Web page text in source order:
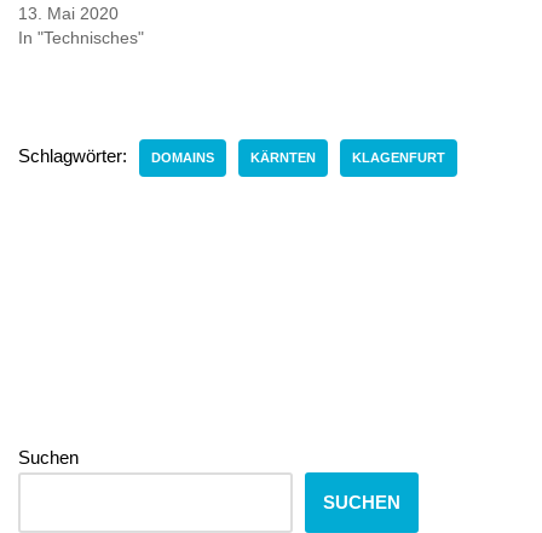
13. Mai 2020
In "Technisches"
Schlagwörter: DOMAINS KÄRNTEN KLAGENFURT
Suchen
SUCHEN